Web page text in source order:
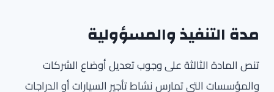
مدة التنفيذ والمسؤولية
تنص المادة الثالثة على وجوب تعديل أوضاع الشركات
والمؤسسات التي تمارس نشاط تأجير السيارات أو الدراجات